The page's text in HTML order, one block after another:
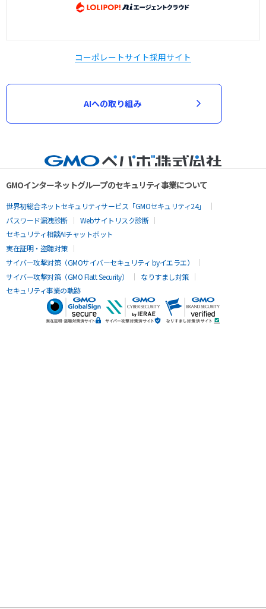
コーポレートサイト採用サイト
AIへの取り組み
GMOインターネットグループのセキュリティ事業について
世界初総合ネットセキュリティサービス「GMOセキュリティ24」
パスワード漏洩診断
Webサイトリスク診断
セキュリティ相談AIチャットボット
実在証明・盗聴対策
サイバー攻撃対策（GMOサイバーセキュリティ byイエラエ）
サイバー攻撃対策（GMO Flatt Security）
なりすまし対策
セキュリティ事業の軌跡